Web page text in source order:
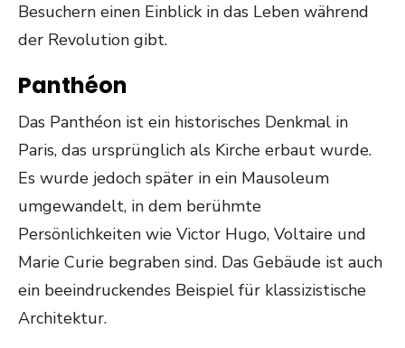
Besuchern einen Einblick in das Leben während
der Revolution gibt.
Panthéon
Das Panthéon ist ein historisches Denkmal in
Paris, das ursprünglich als Kirche erbaut wurde.
Es wurde jedoch später in ein Mausoleum
umgewandelt, in dem berühmte
Persönlichkeiten wie Victor Hugo, Voltaire und
Marie Curie begraben sind. Das Gebäude ist auch
ein beeindruckendes Beispiel für klassizistische
Architektur.